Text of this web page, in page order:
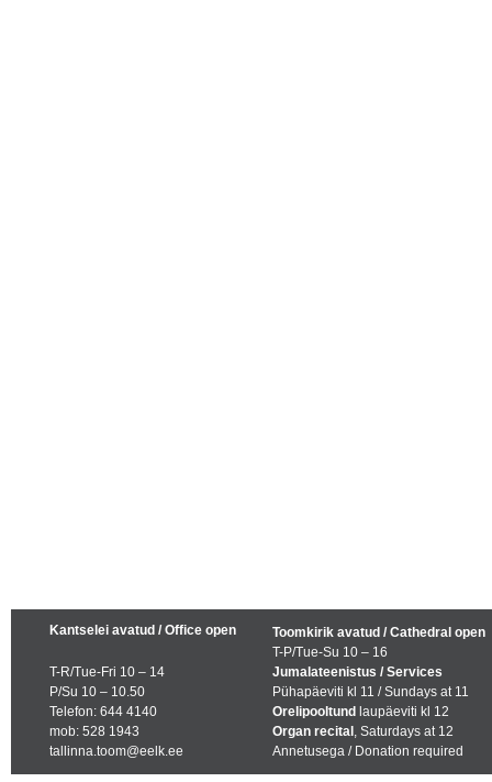
Kantselei avatud / Office open
T-R/Tue-Fri 10 – 14
P/Su 10 – 10.50
Telefon: 644 4140
mob: 528 1943
tallinna.toom@eelk.ee
Toomkirik avatud / Cathedral open
T-P/Tue-Su 10 – 16
Jumalateenistus / Services
Pühapäeviti kl 11 / Sundays at 11
Orelipooltund laupäeviti kl 12
Organ recital , Saturdays at 12
Annetusega / Donation required